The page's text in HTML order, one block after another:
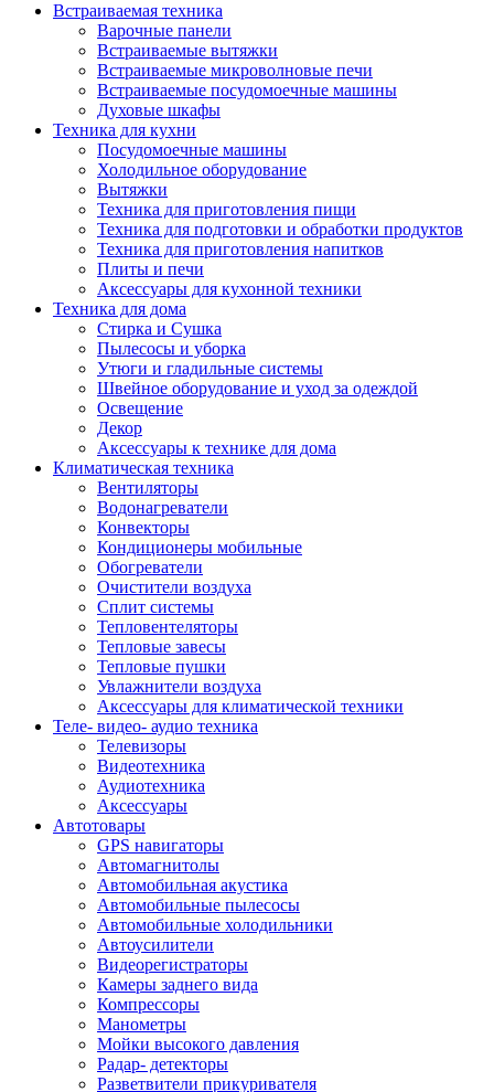
Встраиваемая техника
Варочные панели
Встраиваемые вытяжки
Встраиваемые микроволновые печи
Встраиваемые посудомоечные машины
Духовые шкафы
Техника для кухни
Посудомоечные машины
Холодильное оборудование
Вытяжки
Техника для приготовления пищи
Техника для подготовки и обработки продуктов
Техника для приготовления напитков
Плиты и печи
Аксессуары для кухонной техники
Техника для дома
Стирка и Сушка
Пылесосы и уборка
Утюги и гладильные системы
Швейное оборудование и уход за одеждой
Освещение
Декор
Аксессуары к технике для дома
Климатическая техника
Вентиляторы
Водонагреватели
Конвекторы
Кондиционеры мобильные
Обогреватели
Очистители воздуха
Сплит системы
Тепловентеляторы
Тепловые завесы
Тепловые пушки
Увлажнители воздуха
Аксессуары для климатической техники
Теле- видео- аудио техника
Телевизоры
Видеотехника
Аудиотехника
Аксессуары
Автотовары
GPS навигаторы
Автомагнитолы
Автомобильная акустика
Автомобильные пылесосы
Автомобильные холодильники
Автоусилители
Видеорегистраторы
Камеры заднего вида
Компрессоры
Манометры
Мойки высокого давления
Радар- детекторы
Разветвители прикуривателя